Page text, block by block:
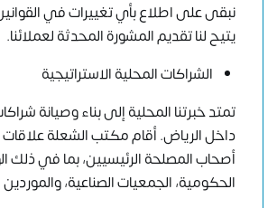
نبقى على اطلاع بأي تغييرات في
يتيح لنا تقديم المشورة المحدثة لعملائنا.
الشراكات المحلية الاستراتيجية
تمتد خبرتنا المحلية إلى بناء وصيانة
داخل الرياض. أقام مكتب الشعلة
أصحاب المصلحة الرئيسيين، بما في ذلك
الحكومية، الجمعيات الصناعية،